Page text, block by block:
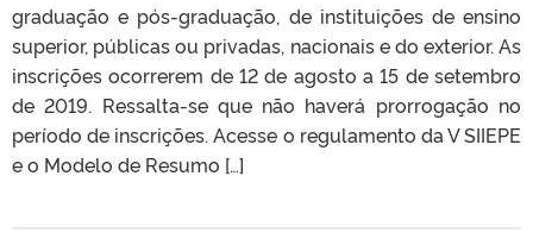
graduação e pós-graduação, de instituições de ensino
superior, públicas ou privadas, nacionais e do exterior. As
inscrições ocorrerem de 12 de agosto a 15 de setembro
de 2019. Ressalta-se que não haverá prorrogação no
período de inscrições. Acesse o regulamento da V SIIEPE
e o Modelo de Resumo […]